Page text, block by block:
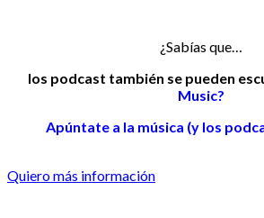
¿Sabías que…
los podcast también se pueden
Music?
Apúntate a la música (y los
Quiero más información